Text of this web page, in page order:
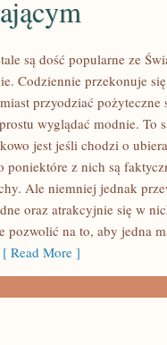
są dość popularne ze
Codziennie przekonuje
przyodziać pożyteczne
wyglądać modnie. To
jest jeśli chodzi o
poniektóre z nich są
Ale niemniej jednak
oraz atrakcyjnie się w
pozwolić na to, aby jedna
[ Read More ]